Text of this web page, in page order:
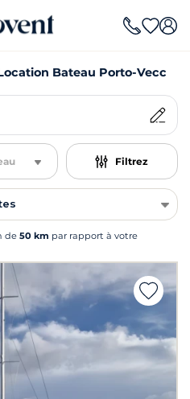
Bateau Porto-Vecchio
Filtrez
de 50 km par rapport à votre